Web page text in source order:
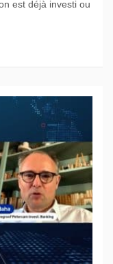
est déjà investi ou